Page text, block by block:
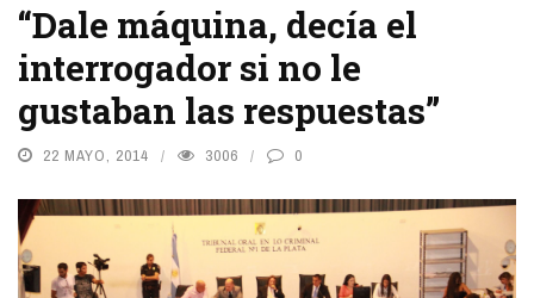
“Dale máquina, decía el
interrogador si no le
gustaban las respuestas”
22 MAYO, 2014 3006 0